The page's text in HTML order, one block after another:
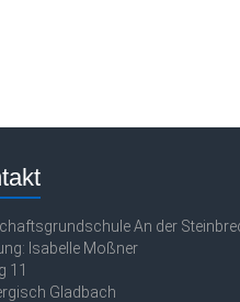
An der
Isabelle Moßner
11
Gladbach